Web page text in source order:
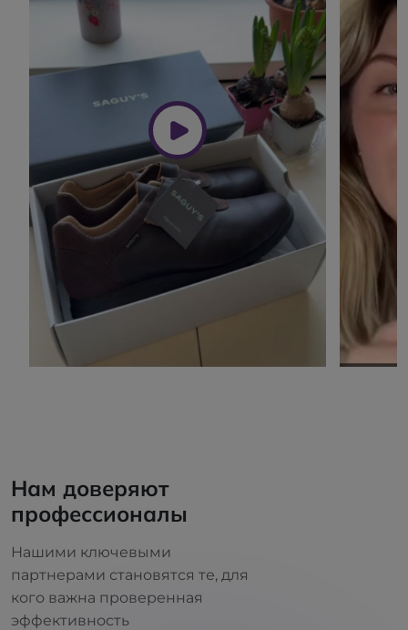
Нам доверяют
профессионалы
Нашими ключевыми
партнерами становятся те, для
кого важна проверенная
эффективность